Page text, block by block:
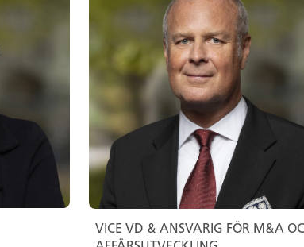
VICE VD & ANSVARIG FÖR M&A